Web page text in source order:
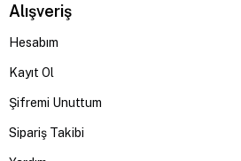
Alışveriş
Hesabım
Kayıt Ol
Şifremi Unuttum
Sipariş Takibi